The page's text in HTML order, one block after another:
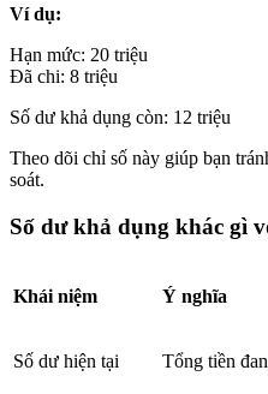
Ví dụ:
Hạn mức: 20 triệu
Đã chi: 8 triệu
Số dư khả dụng còn: 12 triệu
Theo dõi chỉ số này giúp bạn
soát.
Số dư khả dụng khác gì
Khái niệm Ý nghĩa
Số dư hiện tại Tổng tiền